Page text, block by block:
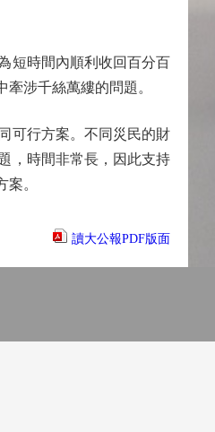
短時間內順利收回百分百
涉千絲萬縷的問題。
可行方案。不同災民的財
，時間非常長，因此支持
。
讀大公報PDF版面